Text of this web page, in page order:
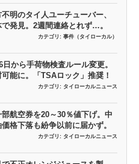
明のタイ人ユーチューバー、
発見。2週間連絡とれず…。
カテゴリ: 事件（タイローカル）
から手荷物検査ルール変更。
能に。「TSAロック」推奨！
カテゴリ: タイローカルニュース
航空券を20～30％値下げ。中
格下落も紛争以前に届かず。
カテゴリ: タイローカルニュース